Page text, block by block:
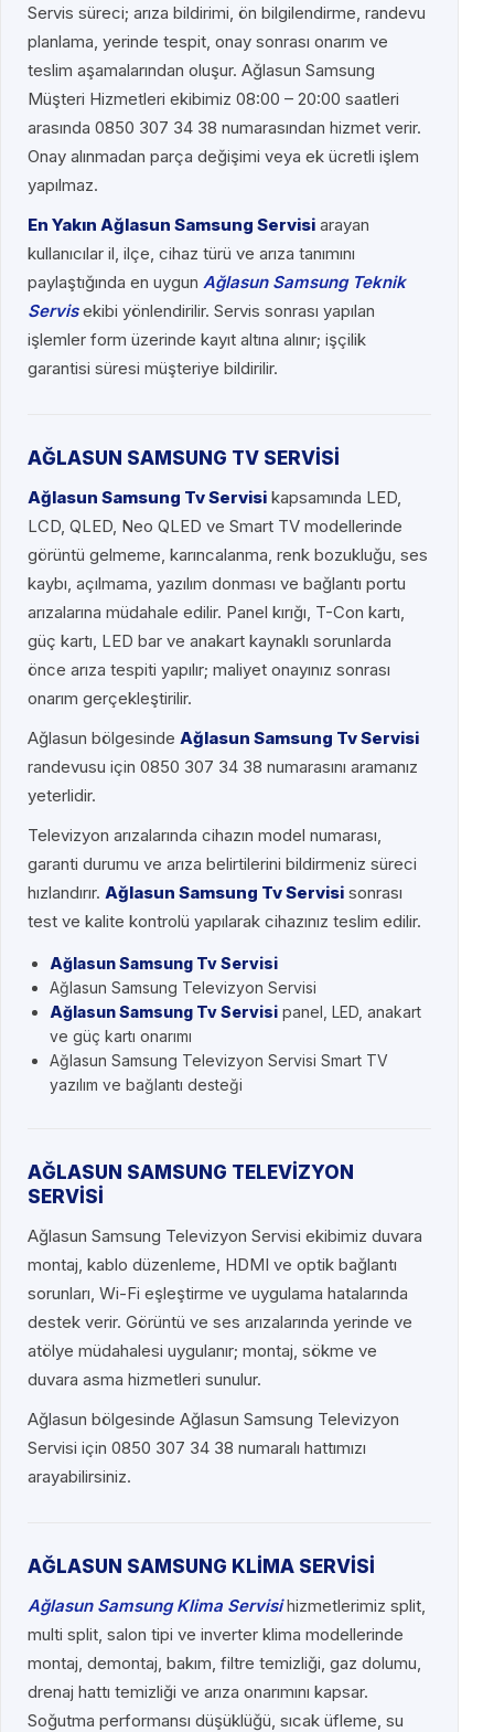
Servis süreci; arıza bildirimi, ön bilgilendirme, randevu
planlama, yerinde tespit, onay sonrası onarım ve
teslim aşamalarından oluşur. Ağlasun Samsung
Müşteri Hizmetleri ekibimiz 08:00 – 20:00 saatleri
arasında 0850 307 34 38 numarasından hizmet verir.
Onay alınmadan parça değişimi veya ek ücretli işlem
yapılmaz.
En Yakın Ağlasun Samsung Servisi arayan
kullanıcılar il, ilçe, cihaz türü ve arıza tanımını
paylaştığında en uygun Ağlasun Samsung Teknik
Servisekibi yönlendirilir. Servis sonrası yapılan
işlemler form üzerinde kayıt altına alınır; işçilik
garantisi süresi müşteriye bildirilir.
AĞLASUN SAMSUNG TV SERVİSİ
Ağlasun Samsung Tv Servisi kapsamında LED,
LCD, QLED, Neo QLED ve Smart TV modellerinde
görüntü gelmeme, karıncalanma, renk bozukluğu, ses
kaybı, açılmama, yazılım donması ve bağlantı portu
arızalarına müdahale edilir. Panel kırığı, T-Con kartı,
güç kartı, LED bar ve anakart kaynaklı sorunlarda
önce arıza tespiti yapılır; maliyet onayınız sonrası
onarım gerçekleştirilir.
Ağlasun bölgesinde Ağlasun Samsung Tv Servisi
randevusu için 0850 307 34 38 numarasını aramanız
yeterlidir.
Televizyon arızalarında cihazın model numarası,
garanti durumu ve arıza belirtilerini bildirmeniz süreci
hızlandırır. Ağlasun Samsung Tv Servisi sonrası
test ve kalite kontrolü yapılarak cihazınız teslim edilir.
Ağlasun Samsung Tv Servisi
Ağlasun Samsung Televizyon Servisi
Ağlasun Samsung Tv Servisi panel, LED, anakart
ve güç kartı onarımı
Ağlasun Samsung Televizyon Servisi Smart TV
yazılım ve bağlantı desteği
AĞLASUN SAMSUNG TELEVİZYON
SERVİSİ
Ağlasun Samsung Televizyon Servisi ekibimiz duvara
montaj, kablo düzenleme, HDMI ve optik bağlantı
sorunları, Wi-Fi eşleştirme ve uygulama hatalarında
destek verir. Görüntü ve ses arızalarında yerinde ve
atölye müdahalesi uygulanır; montaj, sökme ve
duvara asma hizmetleri sunulur.
Ağlasun bölgesinde Ağlasun Samsung Televizyon
Servisi için 0850 307 34 38 numaralı hattımızı
arayabilirsiniz.
AĞLASUN SAMSUNG KLİMA SERVİSİ
Ağlasun Samsung Klima Servisihizmetlerimiz split,
multi split, salon tipi ve inverter klima modellerinde
montaj, demontaj, bakım, filtre temizliği, gaz dolumu,
drenaj hattı temizliği ve arıza onarımını kapsar.
Soğutma performansı düşüklüğü, sıcak üfleme, su